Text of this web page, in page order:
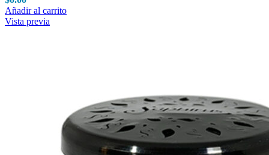
Añadir al carrito
Vista previa